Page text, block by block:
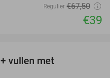
Regulier €67,50
€39
vullen met